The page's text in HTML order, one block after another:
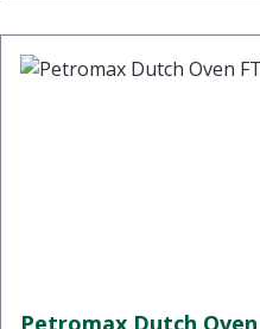
Petromax Dutch